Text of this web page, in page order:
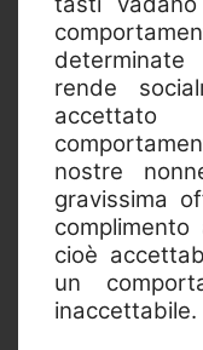
rende
nostre
gravissima
cioè
un
inaccettabile.